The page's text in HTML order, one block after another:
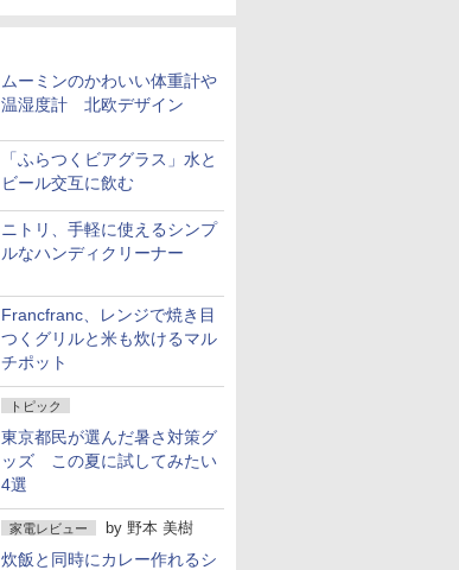
ムーミンのかわいい体重計や
温湿度計 北欧デザイン
「ふらつくビアグラス」水と
ビール交互に飲む
ニトリ、手軽に使えるシンプ
ルなハンディクリーナー
Francfranc、レンジで焼き目
つくグリルと米も炊けるマル
チポット
トピック
東京都民が選んだ暑さ対策グ
ッズ この夏に試してみたい
4選
家電レビュー by 野本 美樹
炊飯と同時にカレー作れるシ